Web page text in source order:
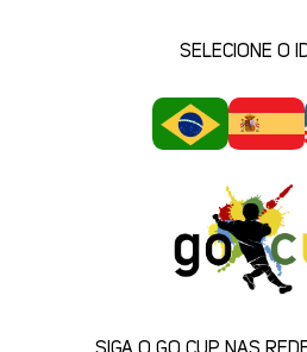
SELECIONE O